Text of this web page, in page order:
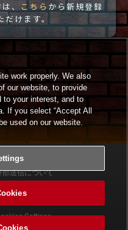
、 こちらから新規登録
だけます。
用規約
部送信について
Settings
work properly. We also
our website, to provide
to your interest, and to
If you select “Accept All
used on our website.